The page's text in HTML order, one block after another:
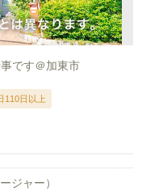
です＠加東市
110日以上
ジャー）